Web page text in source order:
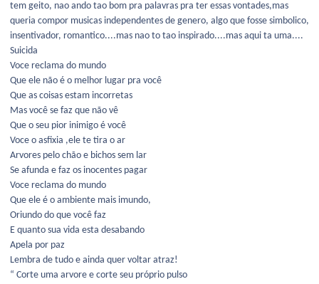
tem geito, nao ando tao bom pra palavras pra ter essas vontades,mas
queria compor musicas independentes de genero, algo que fosse simbolico,
insentivador, romantico....mas nao to tao inspirado....mas aqui ta uma....
Suicida
Voce reclama do mundo
Que ele não é o melhor lugar pra você
Que as coisas estam incorretas
Mas você se faz que não vê
Que o seu pior inimigo é você
Voce o asfixia ,ele te tira o ar
Arvores pelo chão e bichos sem lar
Se afunda e faz os inocentes pagar
Voce reclama do mundo
Que ele é o ambiente mais imundo,
Oriundo do que você faz
E quanto sua vida esta desabando
Apela por paz
Lembra de tudo e ainda quer voltar atraz!
“ Corte uma arvore e corte seu próprio pulso